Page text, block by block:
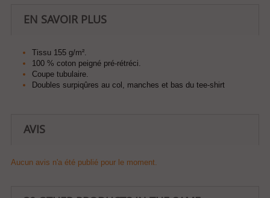
EN SAVOIR PLUS
Tissu 155 g/m².
100 % coton peigné pré-rétréci.
Coupe tubulaire.
Doubles surpiqûres au col, manches et bas du tee-shirt
AVIS
Aucun avis n'a été publié pour le moment.